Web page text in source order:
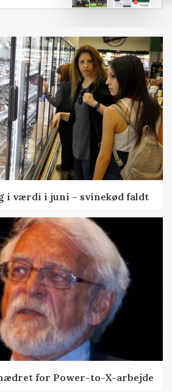
i værdi i juni – svinekød faldt
for Power-to-X-arbejde